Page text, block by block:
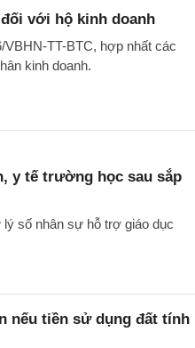
với hộ kinh doanh
VBHN-TT-BTC, hợp nhất các
kinh doanh.
y tế trường học sau sắp
số nhân sự hỗ trợ giáo dục
nếu tiền sử dụng đất tính